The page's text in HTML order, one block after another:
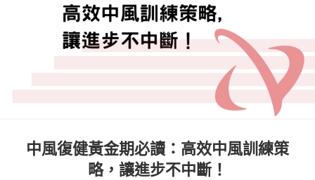
中風復健黃金期必讀：高效中風訓練策
略，讓進步不中斷！